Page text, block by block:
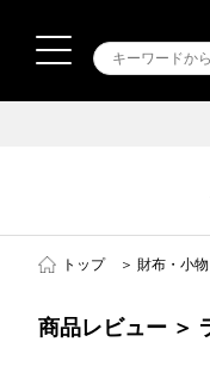
トップ ＞ 財布・小物
商品レビュー ＞